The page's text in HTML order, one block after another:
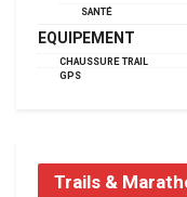
SANTÉ
EQUIPEMENT
CHAUSSURE TRAIL
GPS
Trails &